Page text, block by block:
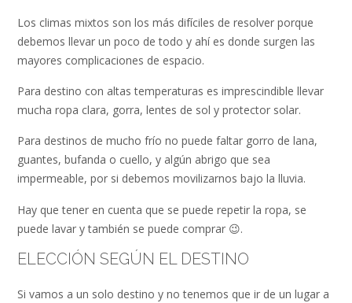
Los climas mixtos son los más difíciles de resolver porque
debemos llevar un poco de todo y ahí es donde surgen las
mayores complicaciones de espacio.
Para destino con altas temperaturas es imprescindible llevar
mucha ropa clara, gorra, lentes de sol y protector solar.
Para destinos de mucho frío no puede faltar gorro de lana,
guantes, bufanda o cuello, y algún abrigo que sea
impermeable, por si debemos movilizarnos bajo la lluvia.
Hay que tener en cuenta que se puede repetir la ropa, se
puede lavar y también se puede comprar 😉.
ELECCIÓN SEGÚN EL DESTINO
Si vamos a un solo destino y no tenemos que ir de un lugar a